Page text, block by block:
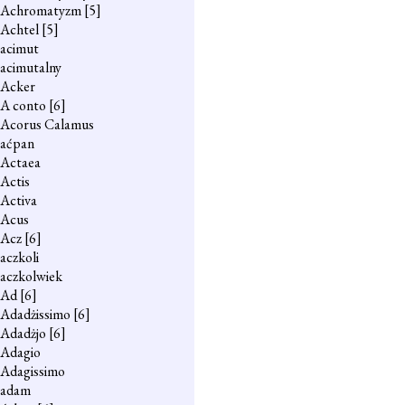
Achromatyzm[5]
Achtel[5]
acimut
acimutalny
Acker
A conto [6]
Acorus Calamus
aćpan
Actaea
Actis
Activa
Acus
Acz[6]
aczkoli
aczkolwiek
Ad[6]
Adadżissimo [6]
Adadżjo [6]
Adagio
Adagissimo
adam